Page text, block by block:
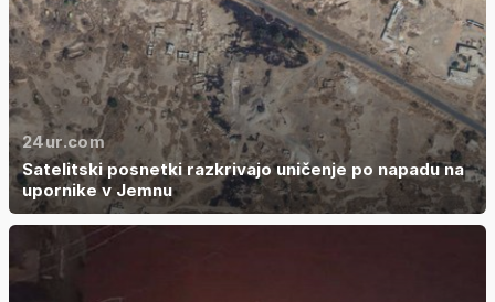
24ur.com
Satelitski posnetki razkrivajo uničenje po napadu na
upornike v Jemnu